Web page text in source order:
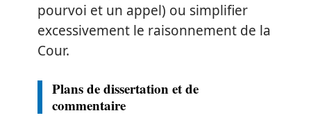
pourvoi et un appel) ou simplifier
excessivement le raisonnement de la
Cour.
Plans de dissertation et de
commentaire